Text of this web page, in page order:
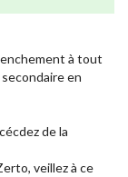
à tout
en
de la
veillez à ce